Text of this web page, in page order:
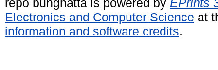
Electronics and Computer Science at
information and software credits.